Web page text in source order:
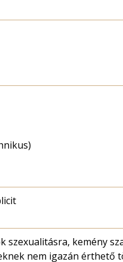
szexualitásra, kemény
nem igazán érthető